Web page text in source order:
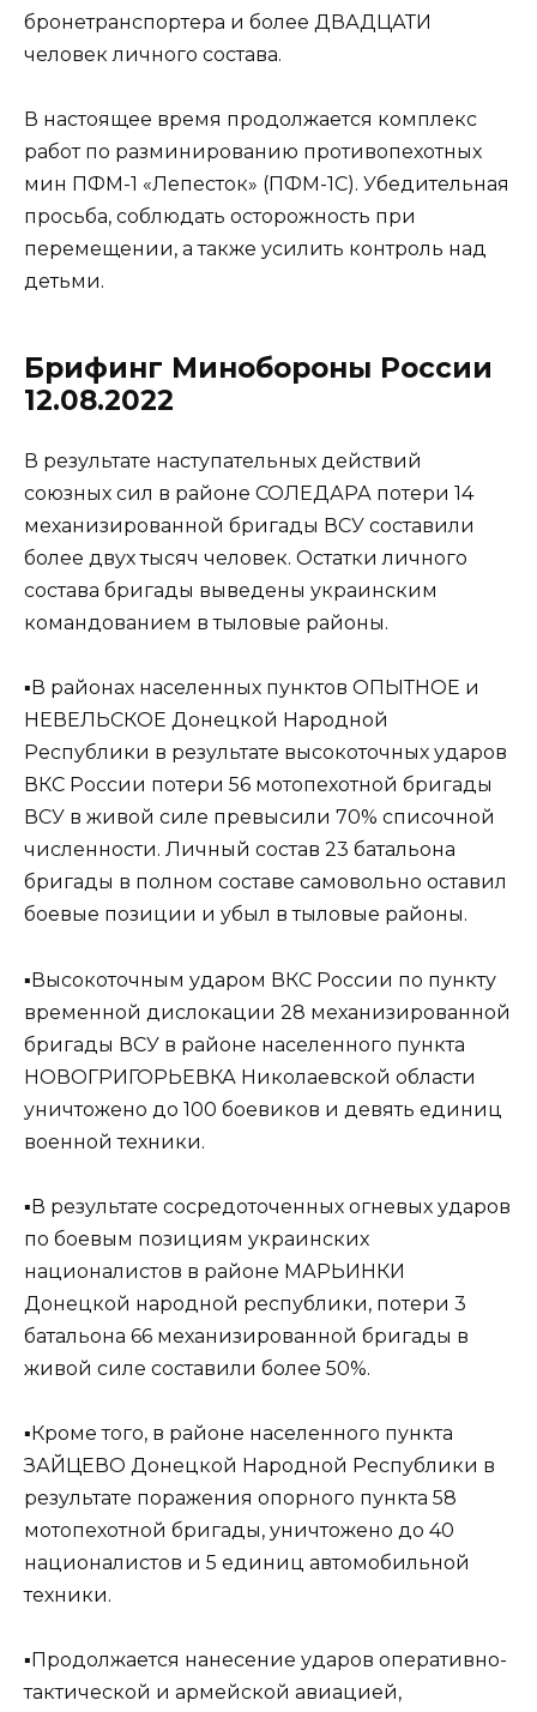
бронетранспортера и более ДВАДЦАТИ
человек личного состава.
В настоящее время продолжается комплекс
работ по разминированию противопехотных
мин ПФМ-1 «Лепесток» (ПФМ-1С). Убедительная
просьба, соблюдать осторожность при
перемещении, а также усилить контроль над
детьми.
Брифинг Минобороны России
12.08.2022
В результате наступательных действий
союзных сил в районе СОЛЕДАРА потери 14
механизированной бригады ВСУ составили
более двух тысяч человек. Остатки личного
состава бригады выведены украинским
командованием в тыловые районы.
▪️В районах населенных пунктов ОПЫТНОЕ и
НЕВЕЛЬСКОЕ Донецкой Народной
Республики в результате высокоточных ударов
ВКС России потери 56 мотопехотной бригады
ВСУ в живой силе превысили 70% списочной
численности. Личный состав 23 батальона
бригады в полном составе самовольно оставил
боевые позиции и убыл в тыловые районы.
▪️Высокоточным ударом ВКС России по пункту
временной дислокации 28 механизированной
бригады ВСУ в районе населенного пункта
НОВОГРИГОРЬЕВКА Николаевской области
уничтожено до 100 боевиков и девять единиц
военной техники.
▪️В результате сосредоточенных огневых ударов
по боевым позициям украинских
националистов в районе МАРЬИНКИ
Донецкой народной республики, потери 3
батальона 66 механизированной бригады в
живой силе составили более 50%.
▪️Кроме того, в районе населенного пункта
ЗАЙЦЕВО Донецкой Народной Республики в
результате поражения опорного пункта 58
мотопехотной бригады, уничтожено до 40
националистов и 5 единиц автомобильной
техники.
▪️Продолжается нанесение ударов оперативно-
тактической и армейской авиацией,